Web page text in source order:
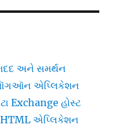
અને સમર્થન
એપ્લિકેશન
Exchange હોસ્ટ
એપ્લિકેશન